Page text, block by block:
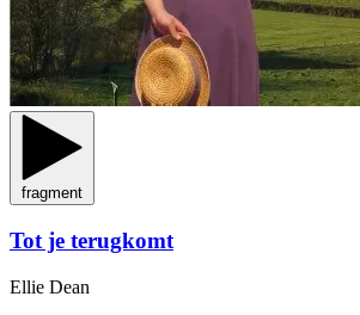
fragment
Tot je terugkomt
Ellie Dean